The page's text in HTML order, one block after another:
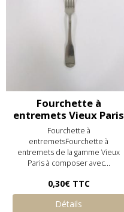
Fourchette à
entremets Vieux Paris
Fourchette à
entremetsFourchette à
entremets de la gamme Vieux
Paris à composer avec...
0,30€ TTC
Détails